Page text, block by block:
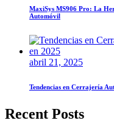
MaxiSys MS906 Pro: La
Automóvil
abril 21, 2025
Tendencias en Cerrajería
Recent Posts